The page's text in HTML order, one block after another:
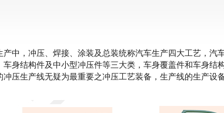
中，冲压、焊接、涂装及总装统称汽车生产四大工艺，汽
身结构件及中小型冲压件等三大类，车身覆盖件和车身结
压生产线无疑为最重要之冲压工艺装备，生产线的生产设